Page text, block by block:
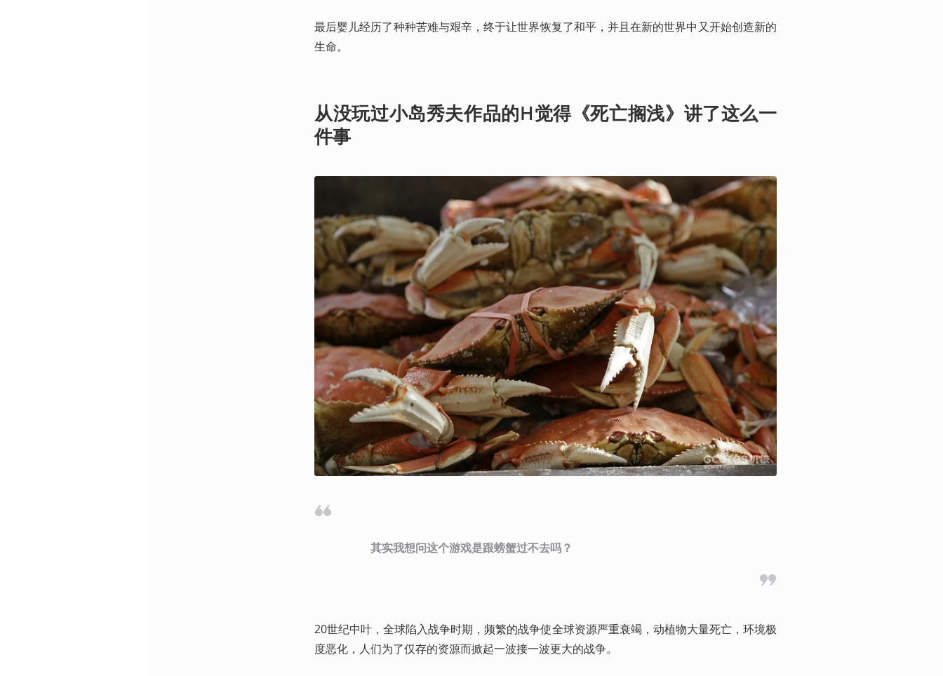
最后婴儿经历了种种苦难与艰辛，终于让世界恢复了和平，并且在新的世界中又开始创造新的
生命。
从没玩过小岛秀夫作品的H觉得《死亡搁浅》讲了这么一
件事
其实我想问这个游戏是跟螃蟹过不去吗？
20世纪中叶，全球陷入战争时期，频繁的战争使全球资源严重衰竭，动植物大量死亡，环境极
度恶化，人们为了仅存的资源而掀起一波接一波更大的战争。